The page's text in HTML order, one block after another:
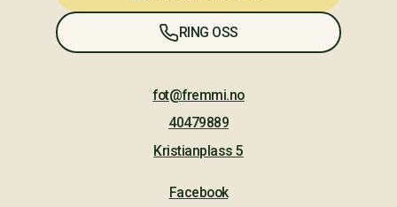
RING OSS
fot@fremmi.no
40479889
Kristianplass 5
Facebook